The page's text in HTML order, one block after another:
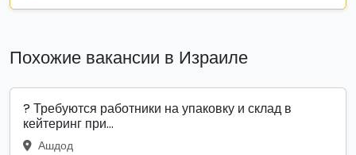
Похожие вакансии в Израиле
? Требуются работники на упаковку и склад в
кейтеринг при...
Ашдод